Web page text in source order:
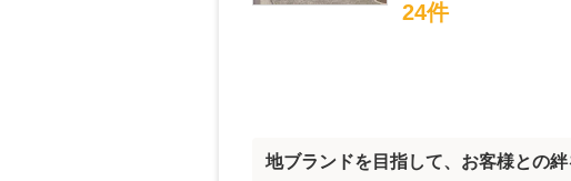
24件
地ブランドを目指して、お客様との絆